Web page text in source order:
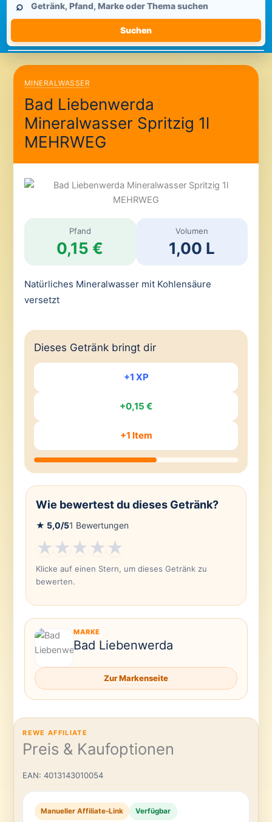
durchsuchen
⌕
Suchen
MINERALWASSER
Bad Liebenwerda
Mineralwasser Spritzig 1l
MEHRWEG
Pfand
0,15 €
Volumen
1,00 L
Natürliches Mineralwasser mit Kohlensäure
versetzt
Dieses Getränk bringt dir
+1 XP
+0,15 €
+1 Item
Wie bewertest du dieses Getränk?
★ 5,0/51 Bewertungen
★★★★★
Klicke auf einen Stern, um dieses Getränk zu
bewerten.
MARKE
Bad Liebenwerda
Zur Markenseite
REWE AFFILIATE
Preis & Kaufoptionen
EAN: 4013143010054
Manueller Affiliate-Link Verfügbar